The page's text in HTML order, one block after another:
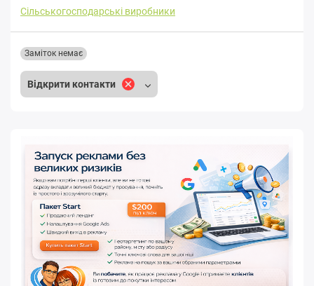
Сільськогосподарські виробники
Відкрити контакти
Заміток немає